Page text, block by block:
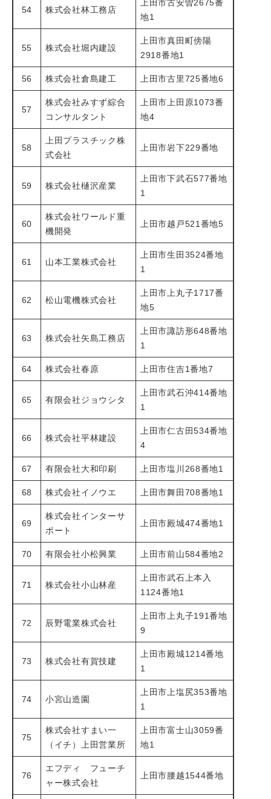
54 株式会社林工務店
上田市古安曽2675番
地1
55 株式会社堀内建設
上田市真田町傍陽
2918番地1
56 株式会社倉島建工 上田市古里725番地6
57
株式会社みすず綜合
コンサルタント
上田市上田原1073番
地4
58
上田プラスチック株
式会社
上田市岩下229番地
59 株式会社樋沢産業
上田市下武石577番地
1
60
株式会社ワールド重
機開発
上田市越戸521番地5
61 山本工業株式会社
上田市生田3524番地
1
62 松山電機株式会社
上田市上丸子1717番
地5
63 株式会社矢島工務店
上田市諏訪形648番地
1
64 株式会社春原 上田市住吉1番地7
65 有限会社ジョウシタ
上田市武石沖414番地
1
66 株式会社平林建設
上田市仁古田534番地
4
67 有限会社大和印刷 上田市塩川268番地1
68 株式会社イノウエ 上田市舞田708番地1
69
株式会社インターサ
ポート
上田市殿城474番地1
70 有限会社小松興業 上田市前山584番地2
71 株式会社小山林産
上田市武石上本入
1124番地1
72 辰野電業株式会社
上田市上丸子191番地
9
73 株式会社有賀技建
上田市殿城1214番地
1
74 小宮山造園
上田市上塩尻353番地
1
75
株式会社すまい一
（イチ）上田営業所
上田市富士山3059番
地1
76
エフディ フューチ
ャー株式会社
上田市腰越1544番地